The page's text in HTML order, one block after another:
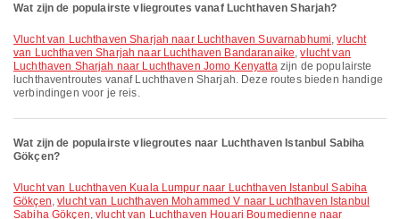
Wat zijn de populairste vliegroutes vanaf Luchthaven Sharjah?
vlucht van Luchthaven Sharjah naar Luchthaven Suvarnabhumi,vlucht
van Luchthaven Sharjah naar Luchthaven Bandaranaike,vlucht van
Luchthaven Sharjah naar Luchthaven Jomo Kenyattazijn de populairste
luchthaventroutes vanaf Luchthaven Sharjah. Deze routes bieden handige
verbindingen voor je reis.
Wat zijn de populairste vliegroutes naar Luchthaven Istanbul Sabiha
Gökçen?
vlucht van Luchthaven Kuala Lumpur naar Luchthaven Istanbul Sabiha
Gökçen,vlucht van Luchthaven Mohammed V naar Luchthaven Istanbul
Sabiha Gökçen,vlucht van Luchthaven Houari Boumedienne naar